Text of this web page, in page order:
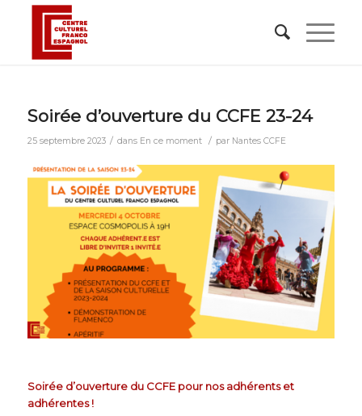
Soirée d’ouverture du CCFE 23-24
25 septembre 2023 / dans En ce moment / par Nantes CCFE
Soirée d’ouverture du CCFE pour nos adhérents et
adhérentes !